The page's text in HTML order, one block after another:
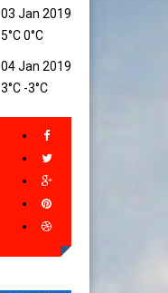
03 Jan 2019
5°C0°C
04 Jan 2019
3°C -3°C